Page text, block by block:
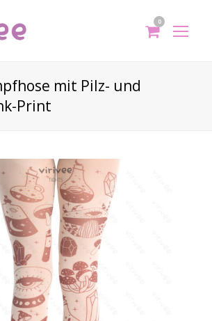
0
mit Pilz- und
Print